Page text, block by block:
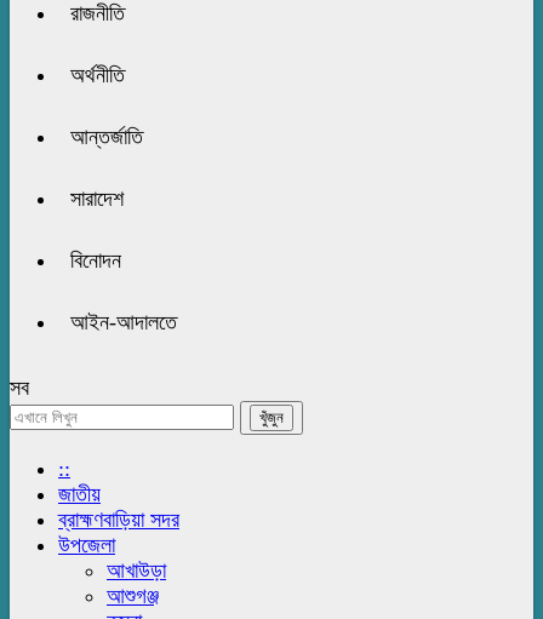
রাজনীতি
অর্থনীতি
আন্তর্জাতি
সারাদেশ
বিনোদন
আইন-আদালতে
সব
::
জাতীয়
ব্রাহ্মণবাড়িয়া সদর
উপজেলা
আখাউড়া
আশুগঞ্জ